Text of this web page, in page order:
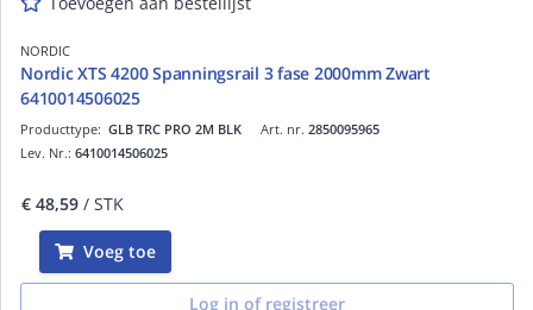
NORDIC
Nordic XTS 4200 Spanningsrail 3 fase 2000mm Zwart
6410014506025
Art. nr. 2850095965
Producttype: GLB TRC PRO 2M BLK
Lev. Nr.: 6410014506025
€ 48,59 / STK
Voeg toe
Log in of registreer